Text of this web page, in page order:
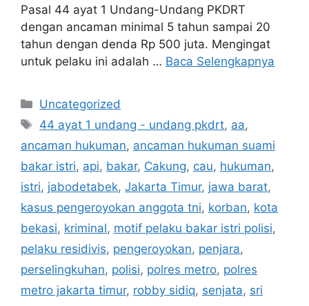
Pasal 44 ayat 1 Undang-Undang PKDRT
dengan ancaman minimal 5 tahun sampai 20
tahun dengan denda Rp 500 juta. Mengingat
untuk pelaku ini adalah … Baca Selengkapnya
Kategori
Uncategorized
Tag
44 ayat 1 undang - undang pkdrt, aa,
ancaman hukuman, ancaman hukuman suami
bakar istri, api, bakar, Cakung, cau, hukuman,
istri, jabodetabek, Jakarta Timur, jawa barat,
kasus pengeroyokan anggota tni, korban, kota
bekasi, kriminal, motif pelaku bakar istri polisi,
pelaku residivis, pengeroyokan, penjara,
perselingkuhan, polisi, polres metro, polres
metro jakarta timur, robby sidiq, senjata, sri